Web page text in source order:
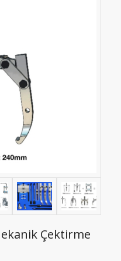
Çektirme